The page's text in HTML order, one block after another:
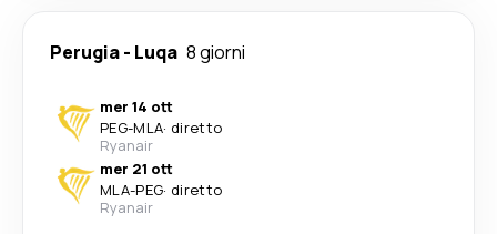
Perugia- Luqa 8 giorni
mer 14 ott
PEG-MLA· diretto
Ryanair
mer 21 ott
MLA-PEG· diretto
Ryanair